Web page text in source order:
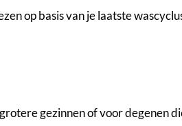
op basis van je laatste
gezinnen of voor degenen